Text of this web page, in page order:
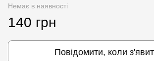
Немає в наявності
140 грн
Повідомити, коли